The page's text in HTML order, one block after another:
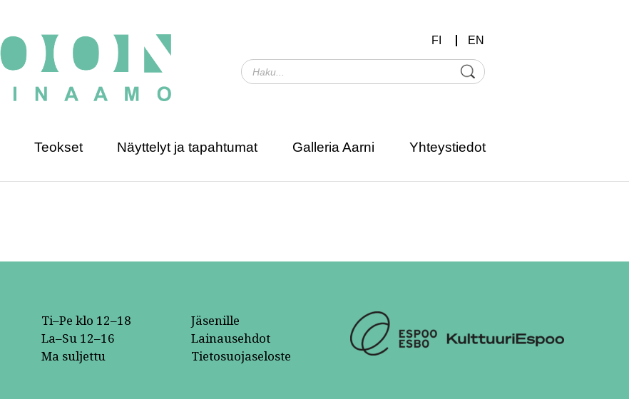
FI EN
Teokset Näyttelyt ja tapahtumat Galleria Aarni Yhteystiedot
Ti–Pe klo 12–18
La–Su 12–16
Ma suljettu
Jäsenille
Lainausehdot
Tietosuojaseloste